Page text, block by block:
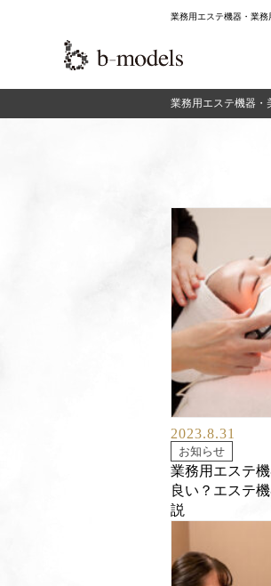
業務用エステ機器・業
業務用エステ機器・
2023.8.31
お知らせ
業務用エステ
良い？エステ
説